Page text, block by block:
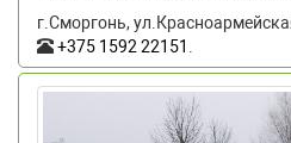
г.Сморгонь,
+375 1592 22151